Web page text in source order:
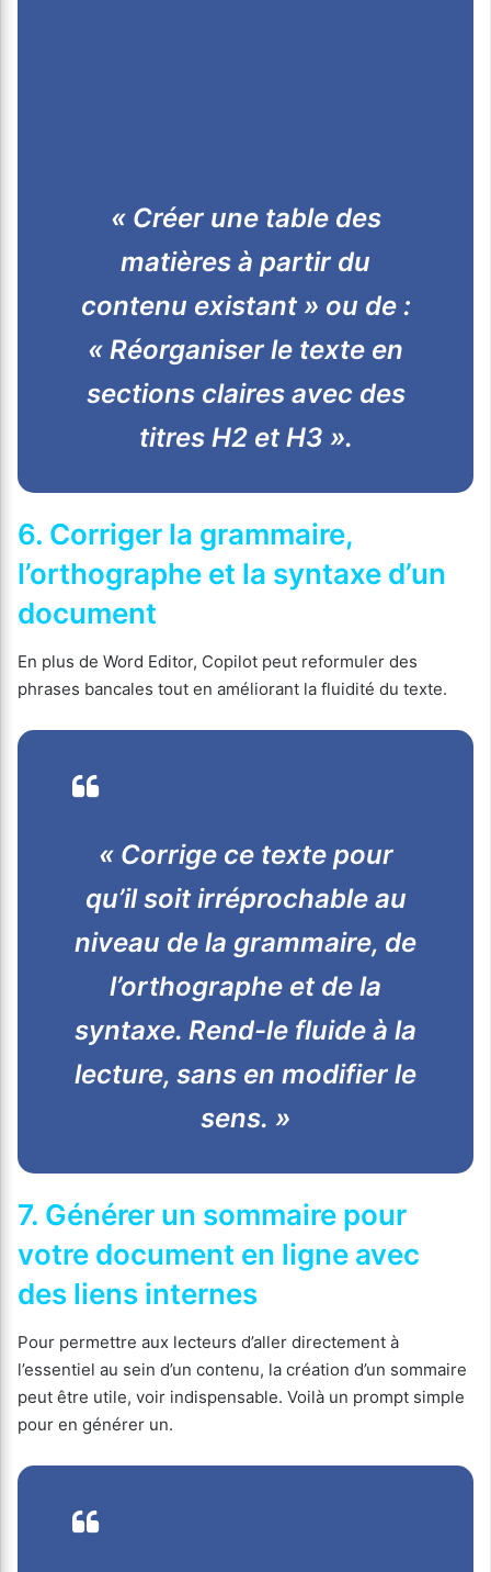
« Créer une table des
matières à partir du
contenu existant » ou de :
« Réorganiser le texte en
sections claires avec des
titres H2 et H3 ».
6. Corriger la grammaire,
l’orthographe et la syntaxe d’un
document
En plus de Word Editor, Copilot peut reformuler des
phrases bancales tout en améliorant la fluidité du texte.
« Corrige ce texte pour
qu’il soit irréprochable au
niveau de la grammaire, de
l’orthographe et de la
syntaxe. Rend-le fluide à la
lecture, sans en modifier le
sens. »
7. Générer un sommaire pour
votre document en ligne avec
des liens internes
Pour permettre aux lecteurs d’aller directement à
l’essentiel au sein d’un contenu, la création d’un sommaire
peut être utile, voir indispensable. Voilà un prompt simple
pour en générer un.